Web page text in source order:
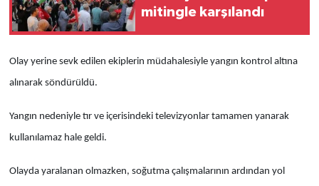
mitingle karşılandı
Olay yerine sevk edilen ekiplerin müdahalesiyle yangın kontrol altına
alınarak söndürüldü.
Yangın nedeniyle tır ve içerisindeki televizyonlar tamamen yanarak
kullanılamaz hale geldi.
Olayda yaralanan olmazken, soğutma çalışmalarının ardından yol